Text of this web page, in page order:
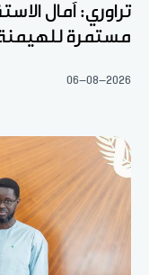
تراوري: آمال
مستمرة
06-08-2026